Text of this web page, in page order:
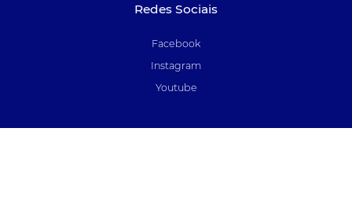
Redes Sociais
Facebook
Instagram
Youtube